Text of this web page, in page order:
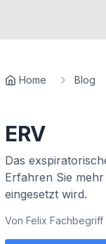
Home Blog
ERV
Das
Erfahren Sie
eingesetzt wird.
Von Felix Fachbegriff